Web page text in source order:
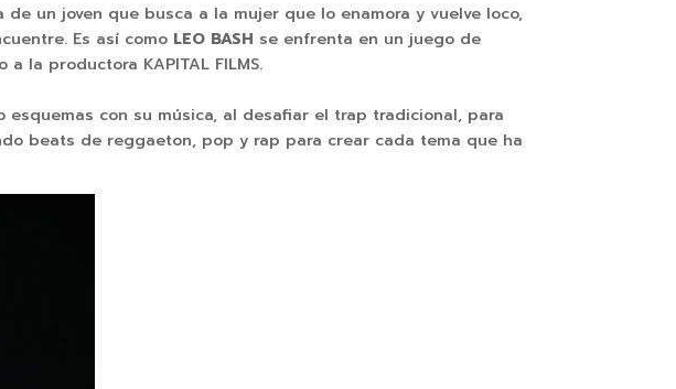
un joven que busca a la mujer que lo enamora y vuelve loco,
Es así como LEO BASH se enfrenta en un juego de
la productora KAPITAL FILMS.
con su música, al desafiar el trap tradicional, para
beats de reggaeton, pop y rap para crear cada tema que ha